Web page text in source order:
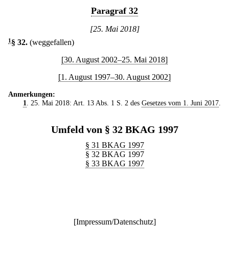
Paragraf 32
[25. Mai 2018]
1 § 32. (weggefallen)
[30. August 2002–25. Mai 2018]
[1. August 1997–30. August 2002]
Anmerkungen:
1
. 25. Mai 2018: Art. 13 Abs. 1 S. 2 des Gesetzes vom 1. Juni 2017.
Umfeld von § 32 BKAG 1997
§ 31 BKAG 1997
§ 32 BKAG 1997
§ 33 BKAG 1997
[Impressum/Datenschutz]